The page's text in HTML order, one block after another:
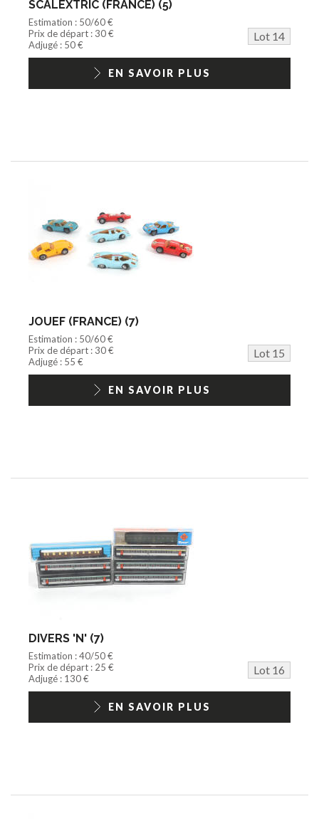
SCALEXTRIC (FRANCE) (5)
Estimation : 50/60 €
Prix de départ : 30 €
Lot 14
Adjugé : 50 €
EN SAVOIR PLUS
JOUEF (FRANCE) (7)
Estimation : 50/60 €
Prix de départ : 30 €
Lot 15
Adjugé : 55 €
EN SAVOIR PLUS
DIVERS 'N' (7)
Estimation : 40/50 €
Prix de départ : 25 €
Lot 16
Adjugé : 130 €
EN SAVOIR PLUS